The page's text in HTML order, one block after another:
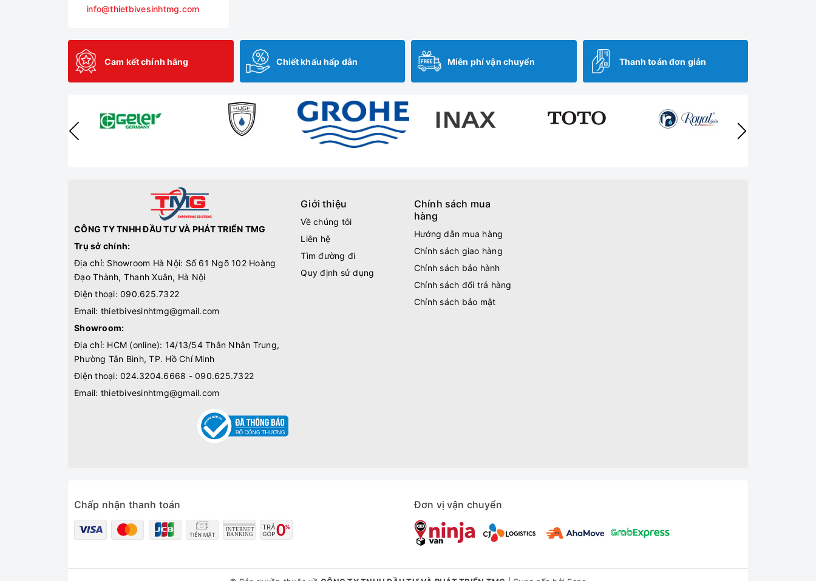
info@thietbivesinhtmg.com
Cam kết chính hãng Chiết khấu hấp dẫn Miễn phí vận chuyển Thanh toán đơn giản
CÔNG TY TNHH ĐẦU TƯ VÀ PHÁT TRIỂN TMG
Trụ sở chính:
Địa chỉ: Showroom Hà Nội: Số 61 Ngõ 102 Hoàng
Đạo Thành, Thanh Xuân, Hà Nội
Điện thoại: 090.625.7322
Email: thietbivesinhtmg@gmail.com
Showroom:
Địa chỉ: HCM (online): 14/13/54 Thân Nhân Trung,
Phường Tân Bình, TP. Hồ Chí Minh
Điện thoại: 024.3204.6668 - 090.625.7322
Email: thietbivesinhtmg@gmail.com
Giới thiệu
Về chúng tôi
Liên hệ
Tìm đường đi
Quy định sử dụng
Chính sách mua
hàng
Hướng dẫn mua hàng
Chính sách giao hàng
Chính sách bảo hành
Chính sách đổi trả hàng
Chính sách bảo mật
Chấp nhận thanh toán Đơn vị vận chuyển